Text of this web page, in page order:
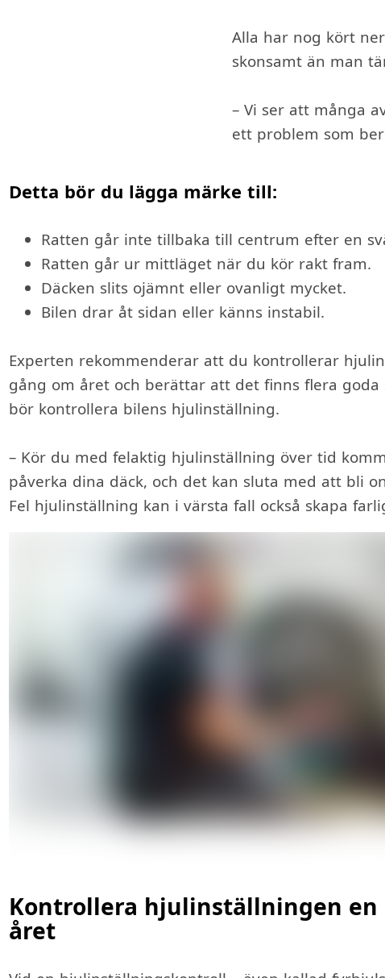
Alla har nog kört
skonsamt än man
– Vi ser att många
ett problem som
Detta bör du lägga märke till:
Ratten går inte tillbaka till centrum efter en
Ratten går ur mittläget när du kör rakt fram.
Däcken slits ojämnt eller ovanligt mycket.
Bilen drar åt sidan eller känns instabil.
Experten rekommenderar att du kontrollerar
gång om året och berättar att det finns flera goda
bör kontrollera bilens hjulinställning.
– Kör du med felaktig hjulinställning över tid
påverka dina däck, och det kan sluta med att bli
Fel hjulinställning kan i värsta fall också skapa
Kontrollera hjulinställningen en
året